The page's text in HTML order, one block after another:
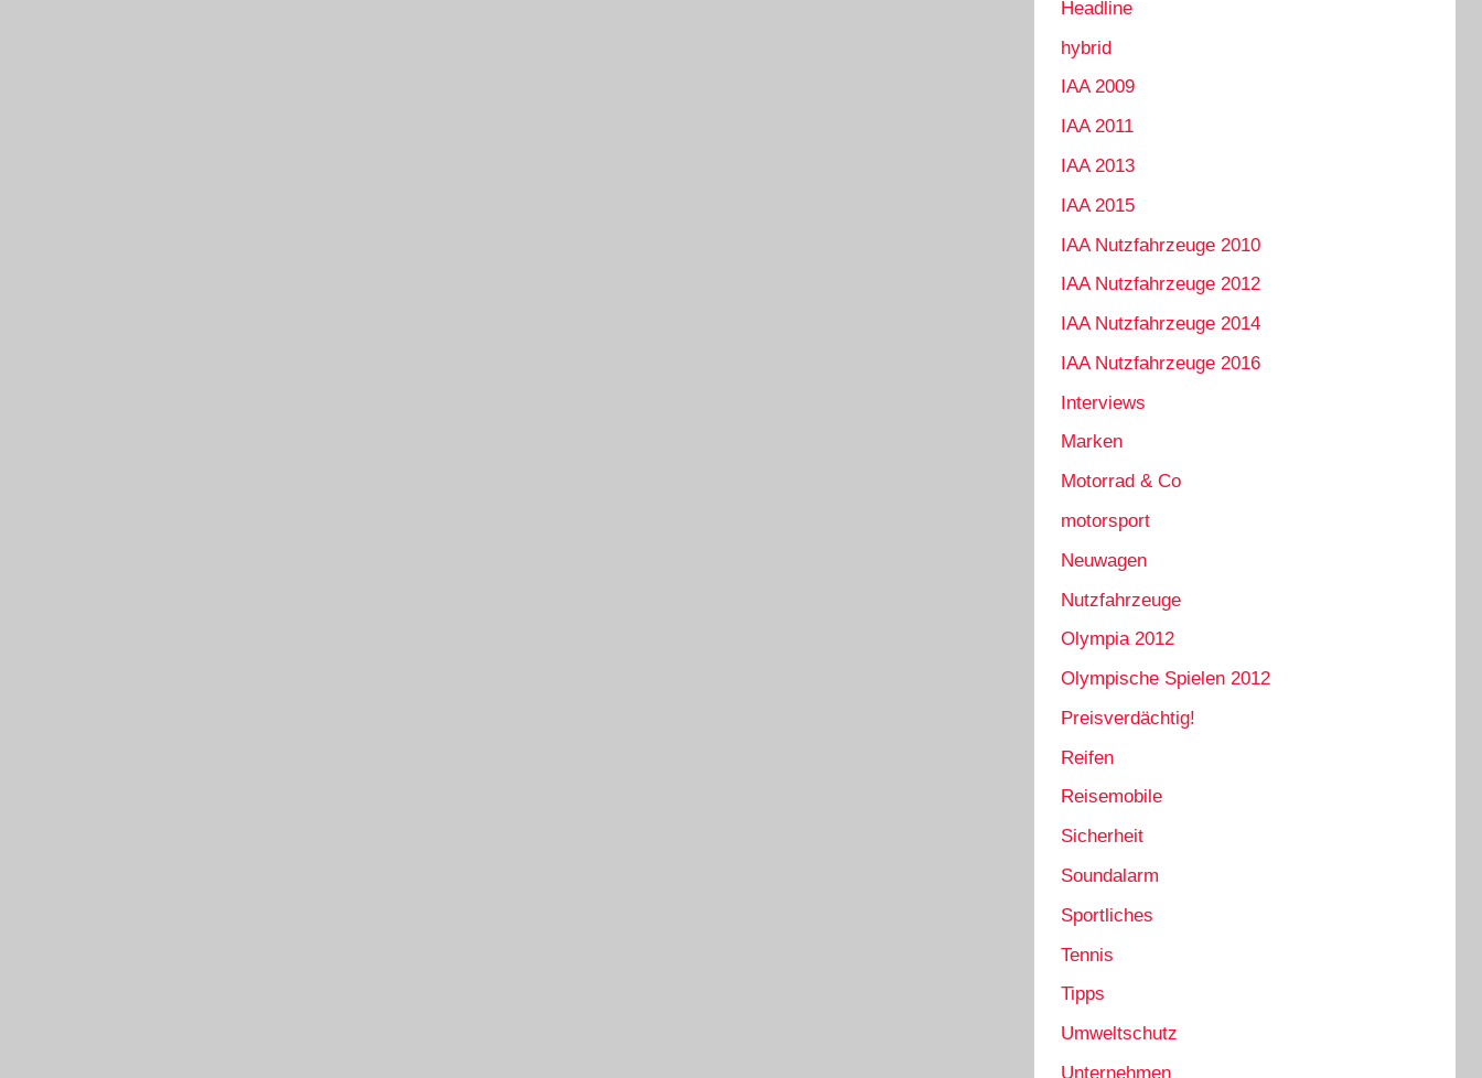
Headline
hybrid
IAA 2009
IAA 2011
IAA 2013
IAA 2015
IAA Nutzfahrzeuge 2010
IAA Nutzfahrzeuge 2012
IAA Nutzfahrzeuge 2014
IAA Nutzfahrzeuge 2016
Interviews
Marken
Motorrad & Co
motorsport
Neuwagen
Nutzfahrzeuge
Olympia 2012
Olympische Spielen 2012
Preisverdächtig!
Reifen
Reisemobile
Sicherheit
Soundalarm
Sportliches
Tennis
Tipps
Umweltschutz
Unternehmen